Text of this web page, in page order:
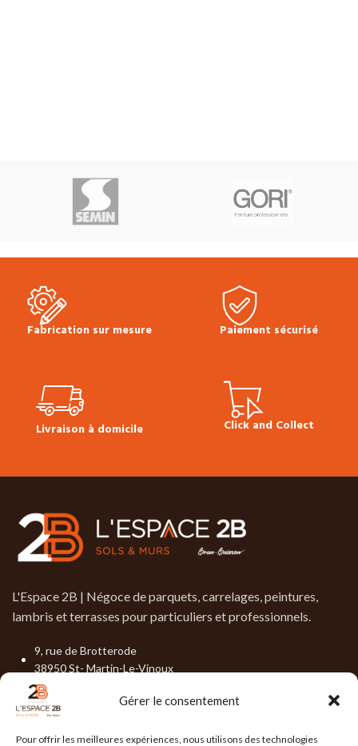
Gérer le consentement
Pour offrir les meilleures expériences, nous utilisons des technologies
Fabrication sur mesure Paiement sécurisé
Livraison à domicile Click and Collect
L'Espace 2B | Négoce de parquets, carrelages, peintures,
lambris et terrasses pour particuliers et professionnels.
9, rue de Brotterode
38950 St- Martin-Le-Vinoux
04 76 19 02 15
contact@lespace-2b.com